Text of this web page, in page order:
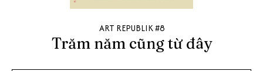
ART REPUBLIK #8
Trăm năm cũng từ đây